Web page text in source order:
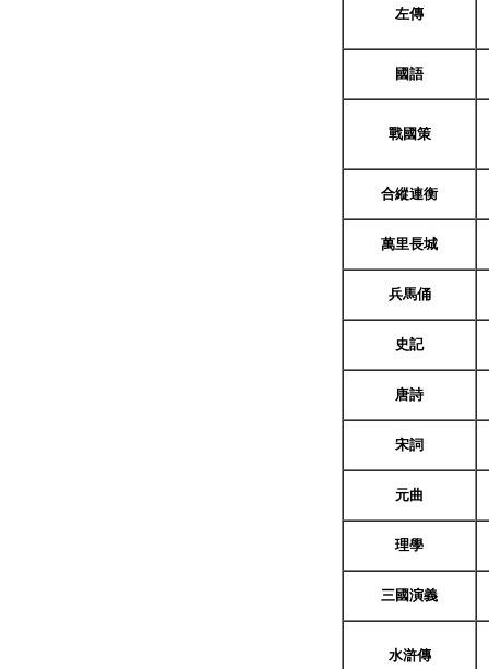
左傳
國語
戰國策
合縱連衡
萬里長城
兵馬俑
史記
唐詩
宋詞
元曲
理學
三國演義
水滸傳